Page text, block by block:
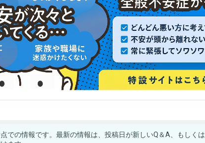
での情報です。最新の情報は、投稿日が新しいQ＆A、もしくは